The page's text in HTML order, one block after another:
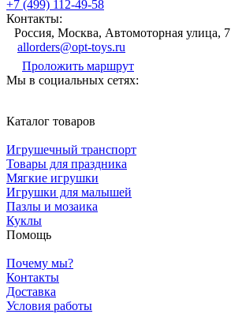
+7 (499) 112-49-58
Контакты:
Россия, Москва, Автомоторная улица, 7
allorders@opt-toys.ru
Проложить маршрут
Мы в социальных сетях:
Каталог товаров
Игрушечный транспорт
Товары для праздника
Мягкие игрушки
Игрушки для малышей
Пазлы и мозаика
Куклы
Помощь
Почему мы?
Контакты
Доставка
Условия работы